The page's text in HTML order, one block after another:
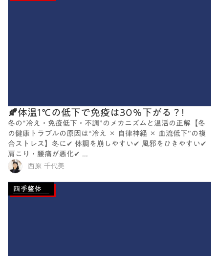
🍂体温1℃の低下で免疫は30％下がる？!
冬の“冷え・免疫低下・不調”のメカニズムと温活の正解【冬
の健康トラブルの原因は“冷え × 自律神経 × 血流低下”の複
合ストレス】冬に✔ 体調を崩しやすい✔ 風邪をひきやすい✔
肩こり・腰痛が悪化✔ ...
西原 千代美
四季整体